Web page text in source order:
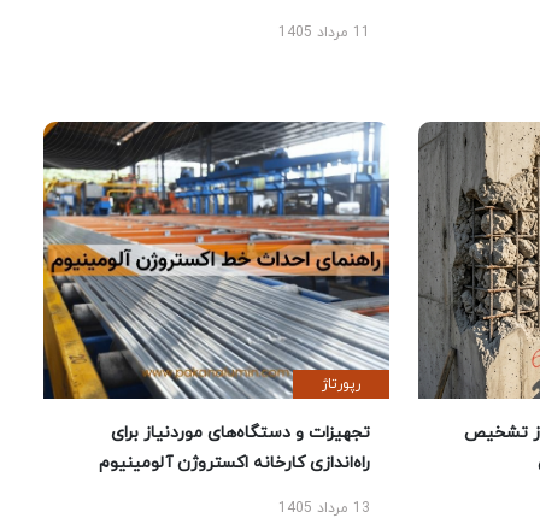
تشخیص
رپورتاژ
تجهیزات و دستگاه‌های موردنیاز برای
راه‌اندازی کارخانه اکستروژن آلومینیوم
13 مرداد 1405